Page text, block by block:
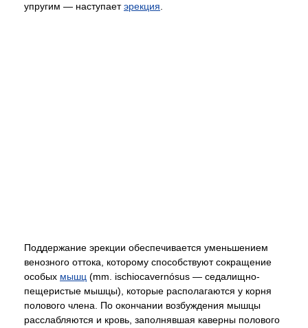
упругим — наступаетэрекция.
Поддержание эрекции обеспечивается уменьшением
венозного оттока, которому способствуют сокращение
особых мышц (mm. ischiocavernósus — седалищно-
пещеристые мышцы), которые располагаются у корня
полового члена. По окончании возбуждения мышцы
расслабляются и кровь, заполнявшая каверны полового